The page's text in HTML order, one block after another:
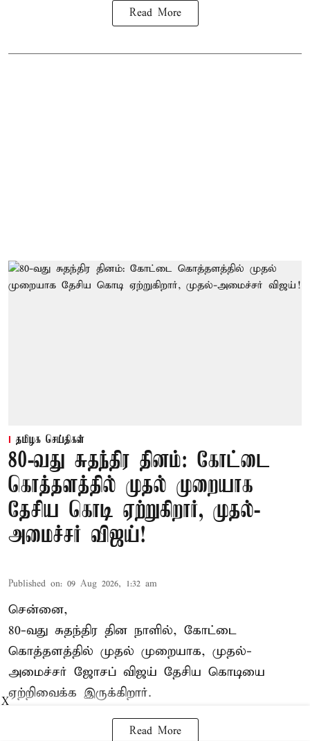
Read More
தமிழக செய்திகள்
80-வது சுதந்திர தினம்: கோட்டை
கொத்தளத்தில் முதல் முறையாக
தேசிய கொடி ஏற்றுகிறார், முதல்-
அமைச்சர் விஜய்!
Published on: 09 Aug 2026, 1:32 am
சென்னை,
80-வது சுதந்திர தின நாளில், கோட்டை
கொத்தளத்தில் முதல் முறையாக, முதல்-
அமைச்சர் ஜோசப் விஜய் தேசிய கொடியை
ஏற்றிவைக்க இருக்கிறார்.
Read More
X